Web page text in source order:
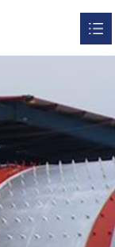


